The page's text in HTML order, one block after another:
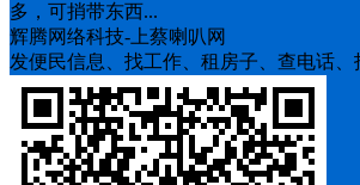
多，可捎带东西...
辉腾网络科技-上蔡喇叭网
发便民信息、找工作、租房子、查电话、